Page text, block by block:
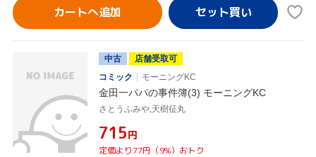
カートへ追加
中古
店舗受取可
コミック
モーニングKC
金田一パパの事件簿(3) モーニングKC
さとうふみや,天樹征丸
¥715円
定価より77円（9%）おトク